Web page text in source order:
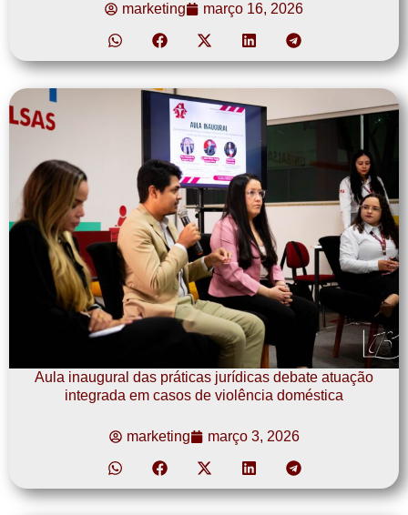
marketing março 16, 2026
Aula inaugural das práticas jurídicas debate atuação
integrada em casos de violência doméstica
marketing março 3, 2026